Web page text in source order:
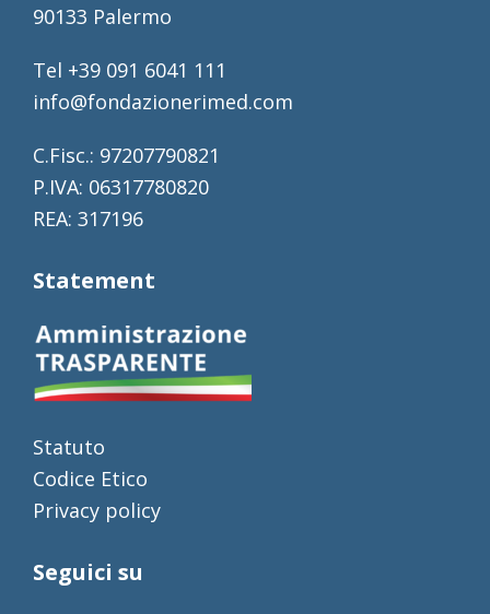
90133 Palermo
Tel +39 091 6041 111
info@fondazionerimed.com
C.Fisc.: 97207790821
P.IVA: 06317780820
REA: 317196
Statement
Statuto
Codice Etico
Privacy policy
Seguici su